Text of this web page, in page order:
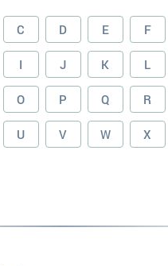
C D E F
I J K L
O P Q R
U V W X